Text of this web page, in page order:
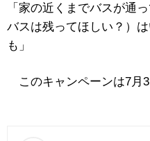
「家の近くまでバスが通
バスは残ってほしい？）
も」
このキャンペーンは7月